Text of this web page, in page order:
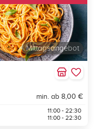
Mittagsangebot
min. ab 8,00 €
11:00 - 22:30
11:00 - 22:30